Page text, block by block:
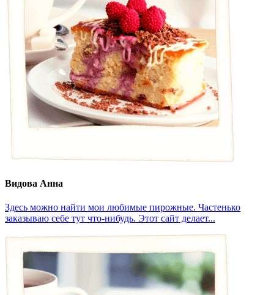
Видова Анна
Здесь можно найти мои любимые пирожные. Частенько
заказываю себе тут что-нибудь. Этот сайт делает...